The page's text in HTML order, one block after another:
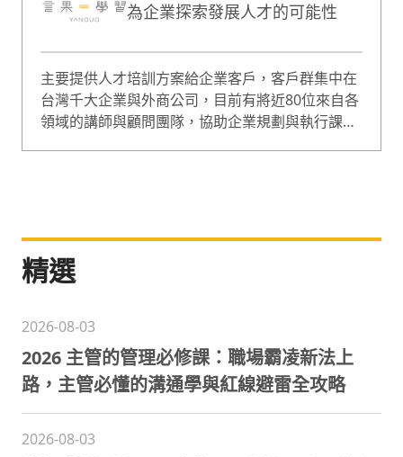
為企業探索發展人才的可能性
主要提供人才培訓方案給企業客戶，客戶群集中在
台灣千大企業與外商公司，目前有將近80位來自各
領域的講師與顧問團隊，協助企業規劃與執行課
精選
2026-08-03
2026 主管的管理必修課：職場霸凌新法上
路，主管必懂的溝通學與紅線避雷全攻略
2026-08-03